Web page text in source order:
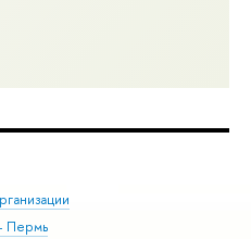
Пермь